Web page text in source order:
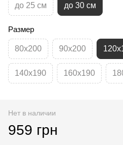
до 25 см до 30 см
Размер
80х200 90х200
140х190 160х190
Нет в наличии
959 грн